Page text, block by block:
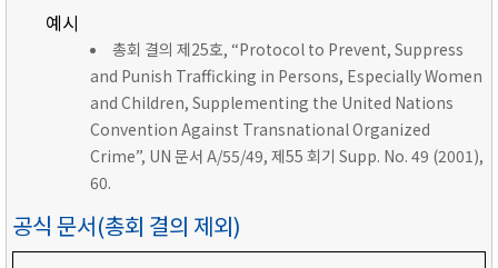
예시
총회 결의 제25호, “Protocol to Prevent, Suppress
and Punish Trafficking in Persons, Especially Women
and Children, Supplementing the United Nations
Convention Against Transnational Organized
Crime”, UN 문서 A/55/49, 제55 회기 Supp. No. 49 (2001),
60.
공식 문서(총회 결의 제외)